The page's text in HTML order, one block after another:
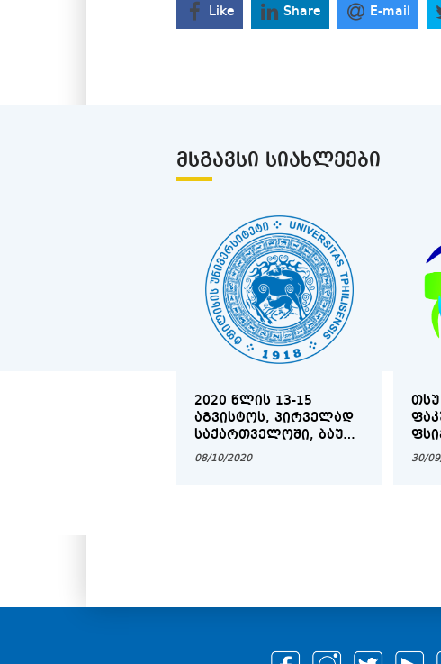
Like Share E-mail
ᲛᲡᲒᲐᲕᲡᲘ ᲡᲘᲐᲮᲚᲔᲔᲑᲘ
2020 ᲬᲚᲘᲡ 13-15
ᲐᲒᲕᲘᲡᲢᲝᲡ, ᲞᲘᲠᲕᲔᲚᲐᲓ
ᲡᲐᲥᲐᲠᲗᲕᲔᲚᲝᲨᲘ, ᲑᲐᲣ
ᲑᲐᲗᲣᲛᲘᲡ
ᲒᲐᲘᲛᲐᲠᲗᲐ.
08/10/2020
ᲗᲡᲣ
30/